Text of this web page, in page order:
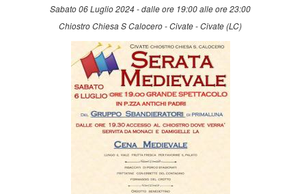
Sabato 06 Luglio 2024 - dalle ore 19:00 alle ore 23:00
Chiostro Chiesa S Calocero - Civate - Civate (LC)